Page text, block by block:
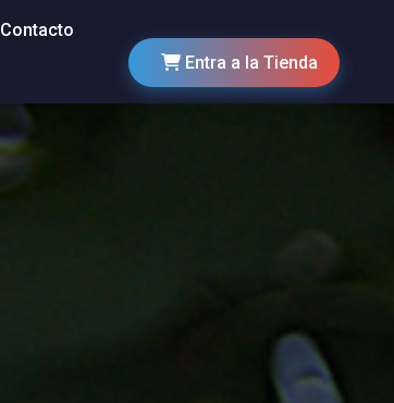
Contacto
Entra a la Tienda